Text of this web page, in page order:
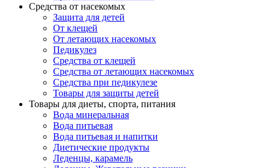
Средства от насекомых
Защита для детей
От клещей
От летающих насекомых
Педикулез
Средства от клещей
Средства от летающих насекомых
Средства при педикулезе
Товары для защиты детей
Товары для диеты, спорта, питания
Вода минеральная
Вода питьевая
Вода питьевая и напитки
Диетические продукты
Леденцы, карамель